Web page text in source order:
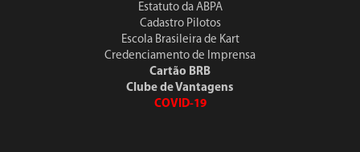
Estatuto da ABPA
Cadastro Pilotos
Escola Brasileira de Kart
Credenciamento de Imprensa
Cartão BRB
Clube de Vantagens
COVID-19